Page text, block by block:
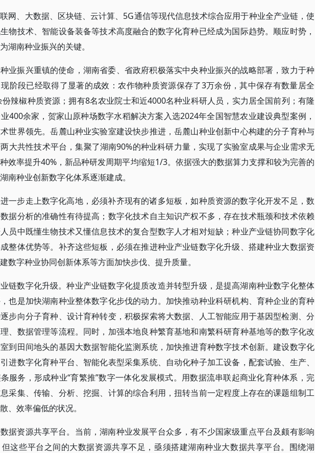
网、大数据、区块链、云计算、5G通信等现代信息技术综合应用于种业全产业链，使
物技术、智能设备装备等技术高度融合的数字化育种已经成为国际趋势。顺应时势，
湖南种业振兴的关键。
业振兴重镇的使命，湖南省委、省政府积极落实中央种业振兴的战略部署，致力于种
阶段已经取得了显著的成效：农作物种质资源保存了3万余份，其中保存有数量居全
辣椒种质资源；拥有8名农业院士和近4000名种业科研人员，实力居全国前列；有隆
400余家，贺家山原种场数字水稻解决方案入选2024年全国智慧农业建设典型案例，
世界领先。岳麓山种业实验室建设快步推进，岳麓山种业创新中心构建的分子育种与
大共性技术平台，集聚了湖南90%的种业科研力量，实现了实验室成果与企业需求无
效率提升40%，新品种研发周期平均缩短1/3。依据强大的数据算力支撑和较为完善的
南种业创新数字化体系逐渐建成。
一步走上数字化高地，必须补齐现有的诸多短板，如种质资源的数字化开发不足，数
据分析的准确性有待提高；数字化技术自主知识产权不多，存在技术瓶颈和技术依赖
员中既懂生物技术又懂信息技术的复合型数字人才相对短缺；种业产业链协同数字化
整体优势等。补齐这些短板，必须在推进种业产业链数字化升级、搭建种业大数据资
数字种业协同创新体系等方面加快步伐、提升质量。
链数字化升级。种业产业链数字化提质改造并转型升级，是提高湖南种业数字化整体
也是加快湖南种业整体数字化步伐的动力。加快推动种业科研机构、育种企业的育种
步向分子育种、设计育种转变，积极探索将大数据、人工智能应用于基因型检测、分
、数据管理等流程。同时，加强本地良种繁育基地和南繁科研育种基地等的数字化改
到田间地头的基因大数据智能化监测系统，加快推进育种数字技术创新。建设数字化
进数字化育种平台、智能化表型采集系统、自动化种子加工设备，配套试验、生产、
服务，形成种业“育繁推”数字一体化发展模式。用数据流串联起商业化育种体系，完
采集、传输、分析、挖掘、计算的综合利用，扭转当前一定程度上存在的课题组制工
、效率偏低的状况。
据资源共享平台。当前，湖南种业发展平台众多，有不少国家级重点平台及颇有影响
这些平台之间的大数据资源共享不足，亟须搭建湖南种业大数据共享平台。围绕湖